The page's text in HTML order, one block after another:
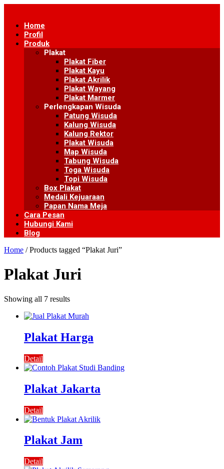
contentHome
Profil
Produk
Plakat
Plakat Fiber
Plakat Kayu
Plakat Akrilik
Plakat Wayang
Plakat Marmer
Perlengkapan Wisuda
Patung Wisuda
Kalung Wisuda
Kalung Rektor
Plakat Wisuda
Map Wisuda
Tabung Wisuda
Toga Wisuda
Topi Wisuda
Box Plakat
Medali Kejuaraan
Papan Nama Meja
Cara Pesan
Hubungi Kami
Blog
Home / Products tagged “Plakat Juri”
Plakat Juri
Showing all 7 results
Plakat Harga
Detail
Plakat Jakarta
Detail
Plakat Jam
Detail